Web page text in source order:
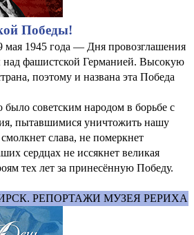
Победы!
мая 1945 года — Дня провозглашения
фашистской Германией. Высокую
поэтому и названа эта Победа
было советским народом в борьбе с
пытавшимися уничтожить нашу
слава, не померкнет
сердцах не иссякнет великая
тех лет за принесённую Победу.
РЕПОРТАЖИ МУЗЕЯ РЕРИХА